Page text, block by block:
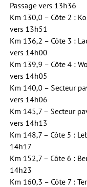
Passage vers 13h36
Km 130,0 – Côte 2 :
vers 13h51
Km 136,2 – Côte 3 :
vers 14h00
Km 139,9 – Côte 4 :
vers 14h05
Km 140,0 – Secteur
vers 14h06
Km 145,7 – Secteur
vers 14h13
Km 148,7 – Côte 5 :
14h17
Km 152,7 – Côte 6 :
14h23
Km 160,3 – Côte 7 :